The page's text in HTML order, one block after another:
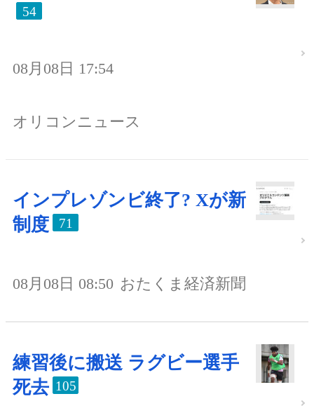
54
08月08日 17:54
オリコンニュース
インプレゾンビ終了? Xが新
制度
71
08月08日 08:50 おたくま経済新聞
練習後に搬送 ラグビー選手
死去 105